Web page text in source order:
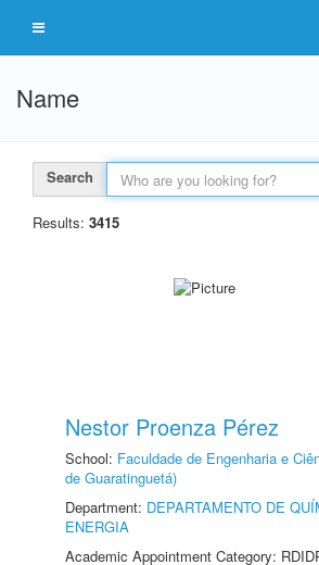
Name
Search
Results: 3415
Nestor Proenza Pérez
School: Faculdade de Engenharia e
de Guaratinguetá)
Department: DEPARTAMENTO DE
ENERGIA
Academic Appointment Category: